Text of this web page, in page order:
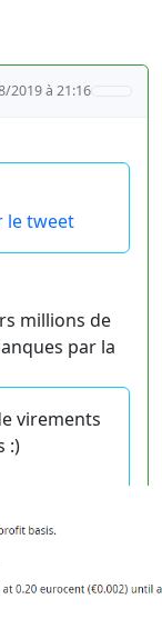
2019 à 21:16
le tweet
millions de
par la
virements
:)